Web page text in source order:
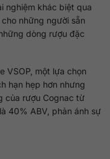
nghiệm khác biệt qua
những người sẵn
dòng rượu đặc
VSOP, một lựa chọn
hạn hẹp hơn nhưng
của rượu Cognac từ
40% ABV, phản ánh sự